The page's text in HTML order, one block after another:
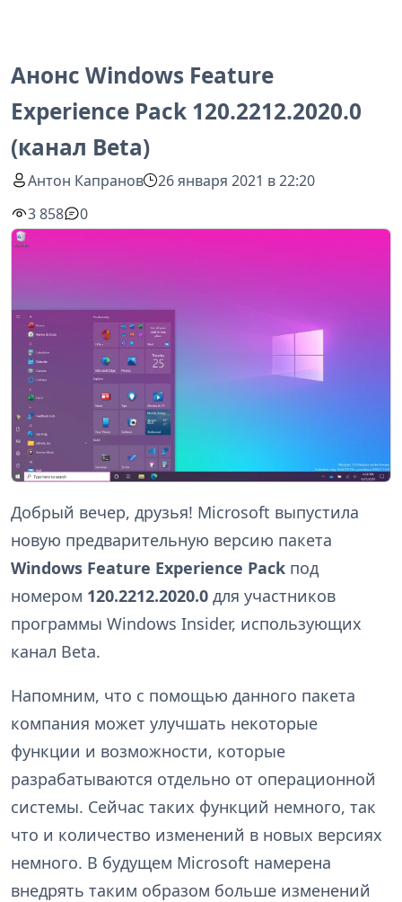
Анонс Windows Feature
Experience Pack 120.2212.2020.0
(канал Beta)
Антон Капранов
26 января 2021 в 22:20
3 858
0
Добрый вечер, друзья! Microsoft выпустила
новую предварительную версию пакета
Windows Feature Experience Pack под
номером 120.2212.2020.0 для участников
программы Windows Insider, использующих
канал Beta.
Напомним, что с помощью данного пакета
компания может улучшать некоторые
функции и возможности, которые
разрабатываются отдельно от операционной
системы. Сейчас таких функций немного, так
что и количество изменений в новых версиях
немного. В будущем Microsoft намерена
внедрять таким образом больше изменений